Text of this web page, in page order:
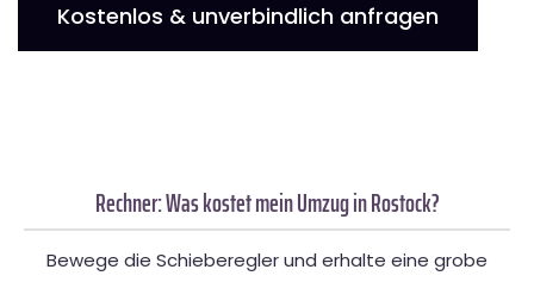
Kostenlos & unverbindlich anfragen
Rechner: Was kostet mein Umzug in Rostock?
Bewege die Schieberegler und erhalte eine grobe